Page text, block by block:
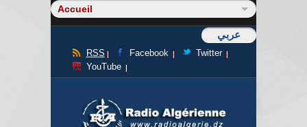
عربي
RSS Facebook
Twitter
YouTube